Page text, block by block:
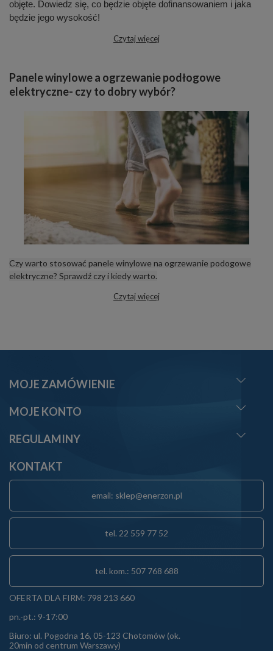
objęte. Dowiedz się, co będzie objęte dofinansowaniem i jaka
będzie jego wysokość!
Czytaj więcej
Panele winylowe a ogrzewanie podłogowe
elektryczne- czy to dobry wybór?
Czy warto stosować panele winylowe na ogrzewanie podogowe
elektryczne? Sprawdź czy i kiedy warto.
Czytaj więcej
MOJE ZAMÓWIENIE
MOJE KONTO
REGULAMINY
KONTAKT
email: sklep@enerzon.pl
tel. 22 559 77 52
tel. kom.: 507 768 688
OFERTA DLA FIRM: 798 213 660
pn.-pt.: 9-17:00
Biuro: ul. Pogodna 16, 05-123 Chotomów (ok.
20min od centrum Warszawy)